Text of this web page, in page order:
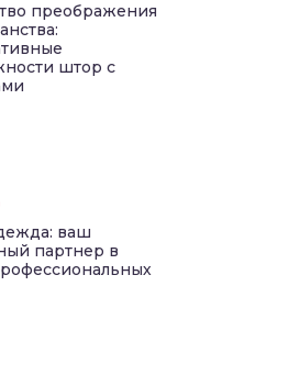
преображения
штор с
ваш
партнер в